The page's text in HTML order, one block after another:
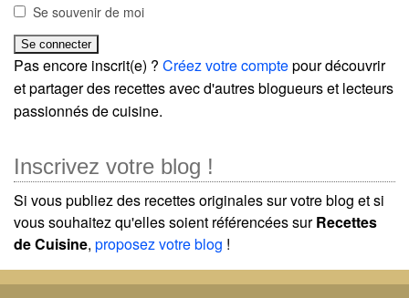
Se souvenir de moi
Pas encore inscrit(e) ? Créez votre comptepour découvrir
et partager des recettes avec d'autres blogueurs et lecteurs
passionnés de cuisine.
Inscrivez votre blog !
Si vous publiez des recettes originales sur votre blog et si
vous souhaitez qu'elles soient référencées surRecettes
de Cuisine, proposez votre blog !